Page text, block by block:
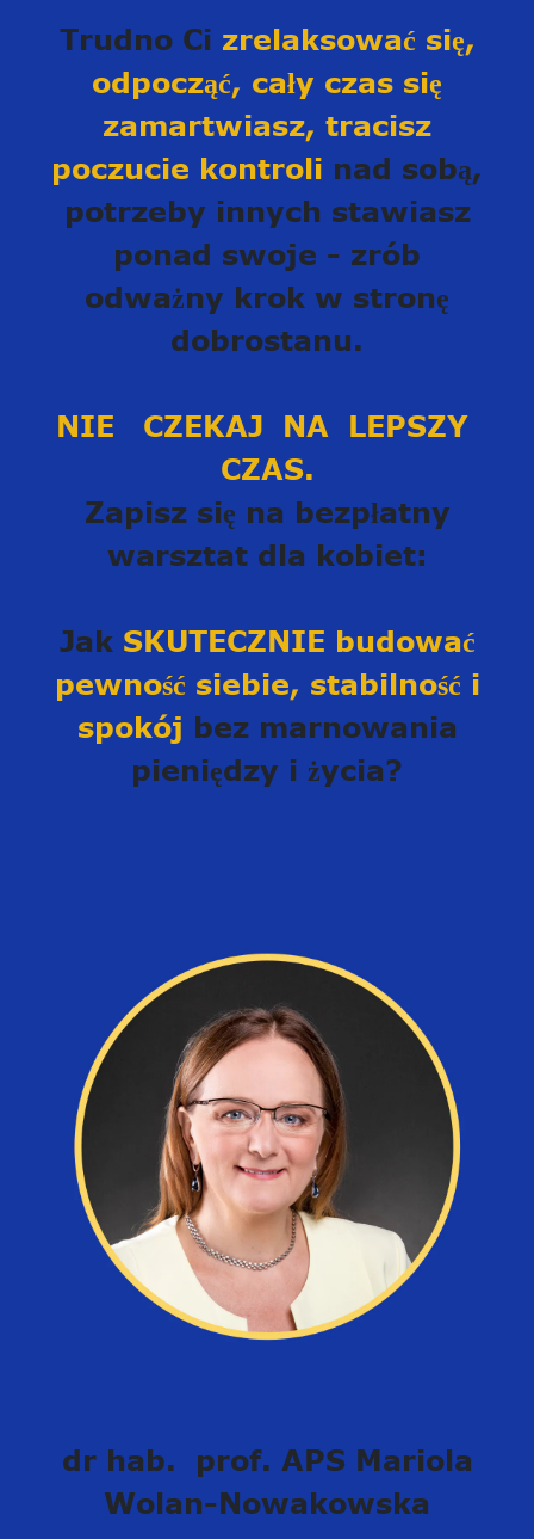
Trudno Ci zrelaksować się,
odpocząć, cały czas się
zamartwiasz, tracisz
poczucie kontroli nad sobą,
potrzeby innych stawiasz
ponad swoje - zrób
odważny krok w stronę
dobrostanu.
NIE CZEKAJ NA LEPSZY
CZAS.
Zapisz się na bezpłatny
warsztat dla kobiet:
Jak SKUTECZNIE budować
pewność siebie, stabilność i
spokój bez marnowania
pieniędzy i życia?
dr hab. prof. APS Mariola
Wolan-Nowakowska